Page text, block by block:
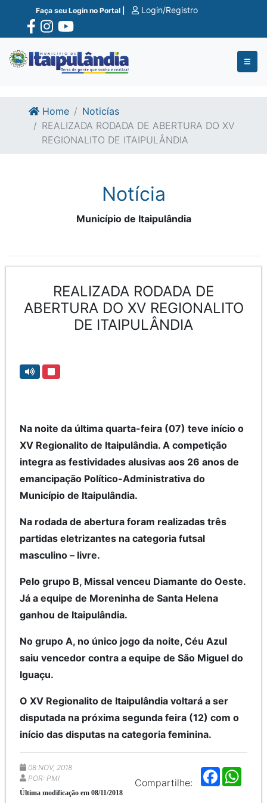
Ir para o conte�do
Ir para o fim do conte�do
Faça seu Login no Portal | Login/Registro
Home
Noticías
REALIZADA RODADA DE ABERTURA DO XV
REGIONALITO DE ITAIPULÂNDIA
Notícia
Município de Itaipulândia
REALIZADA RODADA DE
ABERTURA DO XV REGIONALITO
DE ITAIPULÂNDIA
Na noite da última quarta-feira (07) teve início o
XV Regionalito de Itaipulândia. A competição
integra as festividades alusivas aos 26 anos de
emancipação Político-Administrativa do
Município de Itaipulândia.
Na rodada de abertura foram realizadas três
partidas eletrizantes na categoria futsal
masculino – livre.
Pelo grupo B, Missal venceu Diamante do Oeste.
Já a equipe de Moreninha de Santa Helena
ganhou de Itaipulândia.
No grupo A, no único jogo da noite, Céu Azul
saiu vencedor contra a equipe de São Miguel do
Iguaçu.
O XV Regionalito de Itaipulândia voltará a ser
disputada na próxima segunda feira (12) com o
início das disputas na categoria feminina.
Compartilhe:
F
a
08 NOV, 2018
POR: PMI
Última modificação em 08/11/2018